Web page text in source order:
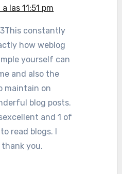
las 11:51 pm
constantly
how weblog
yourself can
and also the
maintain on
blog posts.
and 1 of
read blogs. I
you.